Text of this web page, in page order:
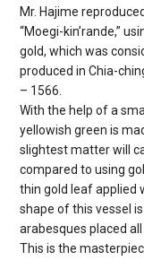
Mr. Hajime
“Moegi-kin’rande,”
gold, which was
produced in Chia-
– 1566.
With the help of a
yellowish green is
slightest matter will
compared to using
thin gold leaf applied
shape of this vessel
arabesques placed
This is the